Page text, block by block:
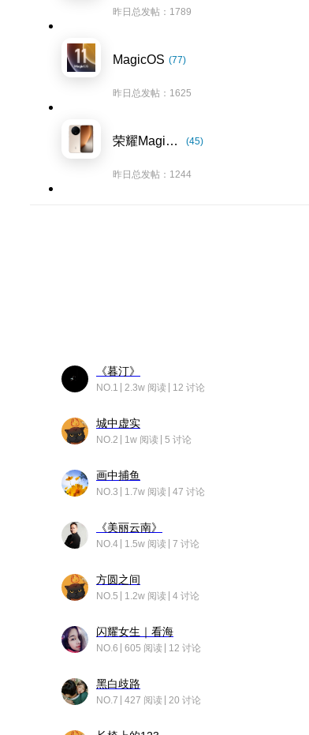
昨日总发帖：1789
MagicOS (77)
昨日总发帖：1625
荣耀Magic8系列 (45)
昨日总发帖：1244
《暮汀》
NO.1 2.3w 阅读 12 讨论
城中虚实
NO.2 1w 阅读 5 讨论
画中捕鱼
NO.3 1.7w 阅读 47 讨论
《美丽云南》
NO.4 1.5w 阅读 7 讨论
方圆之间
NO.5 1.2w 阅读 4 讨论
闪耀女生｜看海
NO.6 605 阅读 12 讨论
黑白歧路
NO.7 427 阅读 20 讨论